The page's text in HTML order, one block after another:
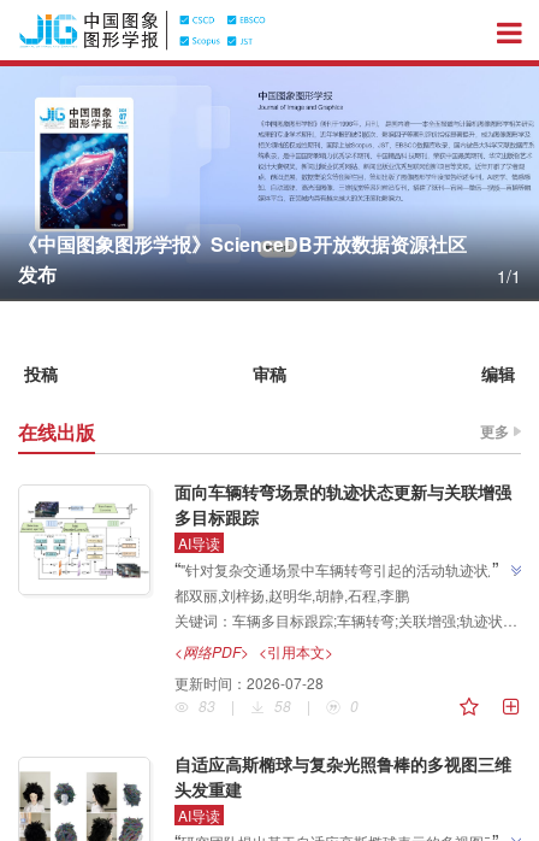
《中国图象图形学报》ScienceDB开放数据资源社区
发布
1/1
投稿 审稿 编辑
在线出版 更多
面向车辆转弯场景的轨迹状态更新与关联增强
多目标跟踪
AI导读
“"针对复杂交通场景中车辆转弯引起的活动轨迹状态更
新不稳定，以及短期丢失轨迹缺乏针对性更新机制的问
题"，研究团队提出面向车辆转弯场景的轨迹状态更新
与关联增强多目标跟踪方法，建立了快慢双时间尺度记
忆与短期丢失轨迹更新体系，为复杂交通场景车辆跟踪
性能提升提供解决方案。”
”
都双丽,刘梓扬,赵明华,胡静,石程,李鹏
关键词： 车辆多目标跟踪;车辆转弯;关联增强;轨迹状态更新;快慢双时间尺度记忆
<网络PDF> <引用本文>
更新时间： 2026-07-28
83
| 58 | 0
自适应高斯椭球与复杂光照鲁棒的多视图三维
头发重建
AI导读